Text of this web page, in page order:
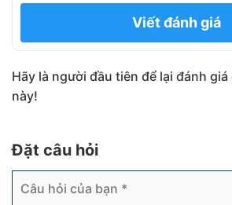
Viết đánh giá
Hãy là người đầu tiên để lại đánh
này!
Đặt câu hỏi